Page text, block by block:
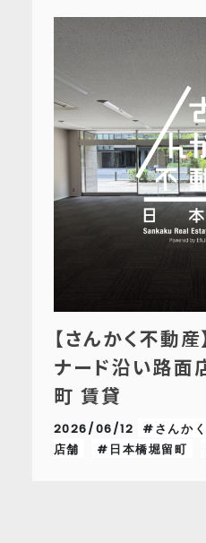
【さんかく不動
ナード沿い路面
町 賃貸
2026/06/12 #さんか
店舗
#日本橋堀留町